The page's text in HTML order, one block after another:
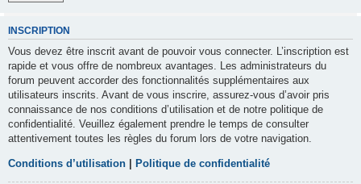
INSCRIPTION
Vous devez être inscrit avant de pouvoir vous connecter. L’inscription est
rapide et vous offre de nombreux avantages. Les administrateurs du
forum peuvent accorder des fonctionnalités supplémentaires aux
utilisateurs inscrits. Avant de vous inscrire, assurez-vous d’avoir pris
connaissance de nos conditions d’utilisation et de notre politique de
confidentialité. Veuillez également prendre le temps de consulter
attentivement toutes les règles du forum lors de votre navigation.
Conditions d’utilisation Politique de confidentialité